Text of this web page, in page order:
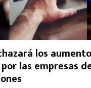
los
las empresas